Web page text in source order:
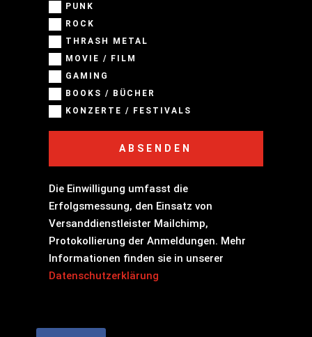
PUNK
ROCK
THRASH METAL
MOVIE / FILM
GAMING
BOOKS / BÜCHER
KONZERTE / FESTIVALS
ABSENDEN
Die Einwilligung umfasst die
Erfolgsmessung, den Einsatz von
Versanddienstleister Mailchimp,
Protokollierung der Anmeldungen. Mehr
Informationen finden sie in unserer
Datenschutzerklärung